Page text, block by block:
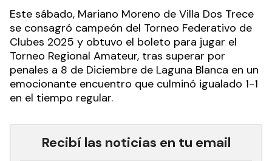
Este sábado, Mariano Moreno de Villa Dos Trece
se consagró campeón del Torneo Federativo de
Clubes 2025 y obtuvo el boleto para jugar el
Torneo Regional Amateur, tras superar por
penales a 8 de Diciembre de Laguna Blanca en un
emocionante encuentro que culminó igualado 1-1
en el tiempo regular.
Recibí las noticias en tu email